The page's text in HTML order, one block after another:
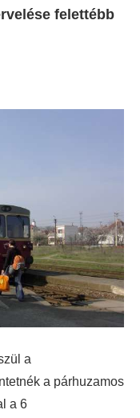
felettébb
a
a párhuzamos
a 6